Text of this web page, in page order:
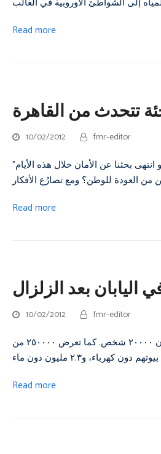
Read more
تتحدث من القاهرة
10/02/2012 fmr-editor
"وأنا أحزم أمتعتي، وألقي بألعاب ولديّ الصغيرين في الحقائب، انتابني فجأة شعور بالقلق والخوف. ماذا لو انتهى بحثنا عن الأمان خلال هذه الأيام
Read more
بعد الزلزال
10/02/2012 fmr-editor
في الحادي عشر من مارس/آذار ٢٠١١، ضرب اليابان زلزالٌ وأمواجُ تسونامي ما أسفر عن سقوط وفقدان ٢٠٠٠٠ شخص. كما تعرض ٢٥٠٠٠٠ من
Read more